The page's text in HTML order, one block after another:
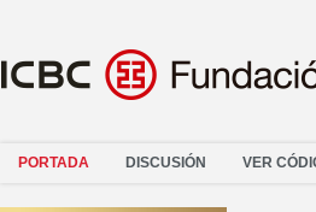
PORTADA DISCUSIÓN VER